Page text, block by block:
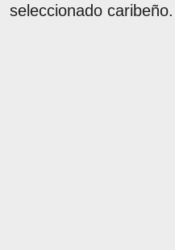
seleccionado caribeño.